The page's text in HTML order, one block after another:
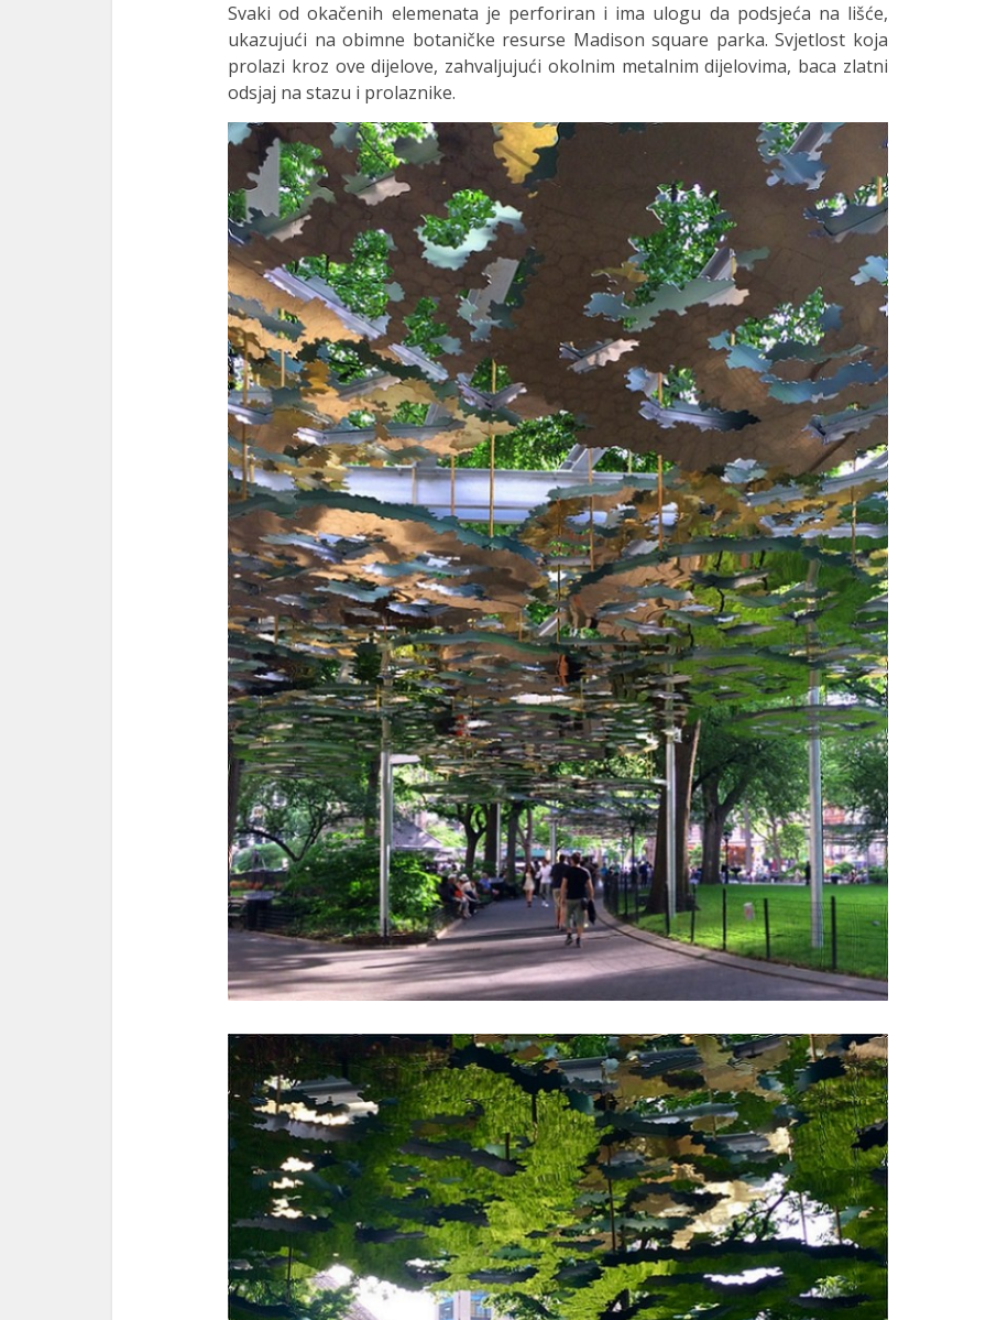
Svaki od okačenih elemenata je perforiran i ima ulogu da podsjeća na lišće,
ukazujući na obimne botaničke resurse Madison square parka. Svjetlost koja
prolazi kroz ove dijelove, zahvaljujući okolnim metalnim dijelovima, baca zlatni
odsjaj na stazu i prolaznike.